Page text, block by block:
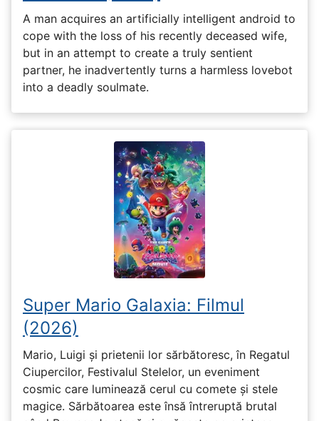
A man acquires an artificially intelligent android to
cope with the loss of his recently deceased wife,
but in an attempt to create a truly sentient
partner, he inadvertently turns a harmless lovebot
into a deadly soulmate.
Super Mario Galaxia: Filmul
(2026)
Mario, Luigi și prietenii lor sărbătoresc, în Regatul
Ciupercilor, Festivalul Stelelor, un eveniment
cosmic care luminează cerul cu comete și stele
magice. Sărbătoarea este însă întreruptă brutal